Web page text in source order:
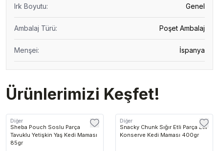
Irk Boyutu: Genel
Ambalaj Türü: Poşet Ambalaj
Menşei: İspanya
Ürünlerimizi Keşfet!
Diğer
Sheba Pouch Soslu Parça
Tavuklu Yetişkin Yaş Kedi Maması
85gr
Diğer
Snacky Chunk Sığır Etli Parça Etli
Konserve Kedi Maması 400gr